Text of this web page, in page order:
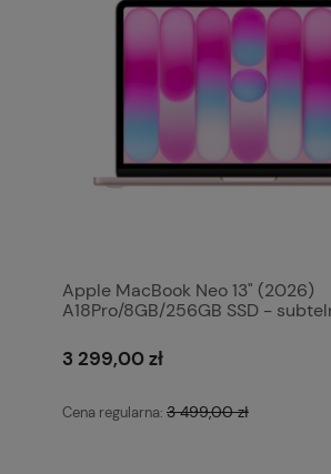
Apple MacBook Neo 13" (2026)
A18Pro/8GB/256GB SSD -
3 299,00 zł
Cena regularna: 3 499,00 zł